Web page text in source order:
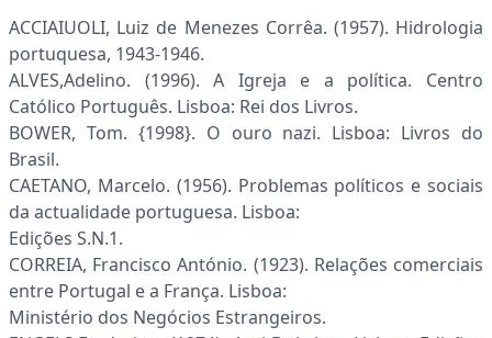
ACCIAIUOLI, Luiz de Menezes Corrêa. (1957). Hidrologia
portuquesa, 1943-1946.
ALVES,Adelino. (1996). A Igreja e a política. Centro
Católico Português. Lisboa: Rei dos Livros.
BOWER, Tom. {1998}. O ouro nazi. Lisboa: Livros do
Brasil.
CAETANO, Marcelo. (1956). Problemas políticos e sociais
da actualidade portuguesa. Lisboa:
Edições S.N.1.
CORREIA, Francisco António. (1923). Relações comerciais
entre Portugal e a França. Lisboa:
Ministério dos Negócios Estrangeiros.